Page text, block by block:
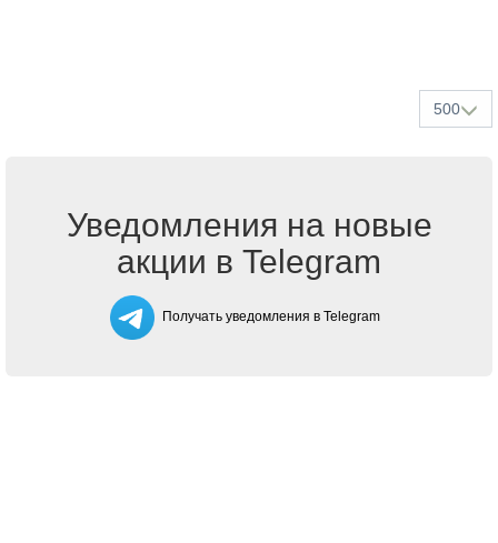
500
Уведомления на новые
акции в Telegram
Получать уведомления в Telegram